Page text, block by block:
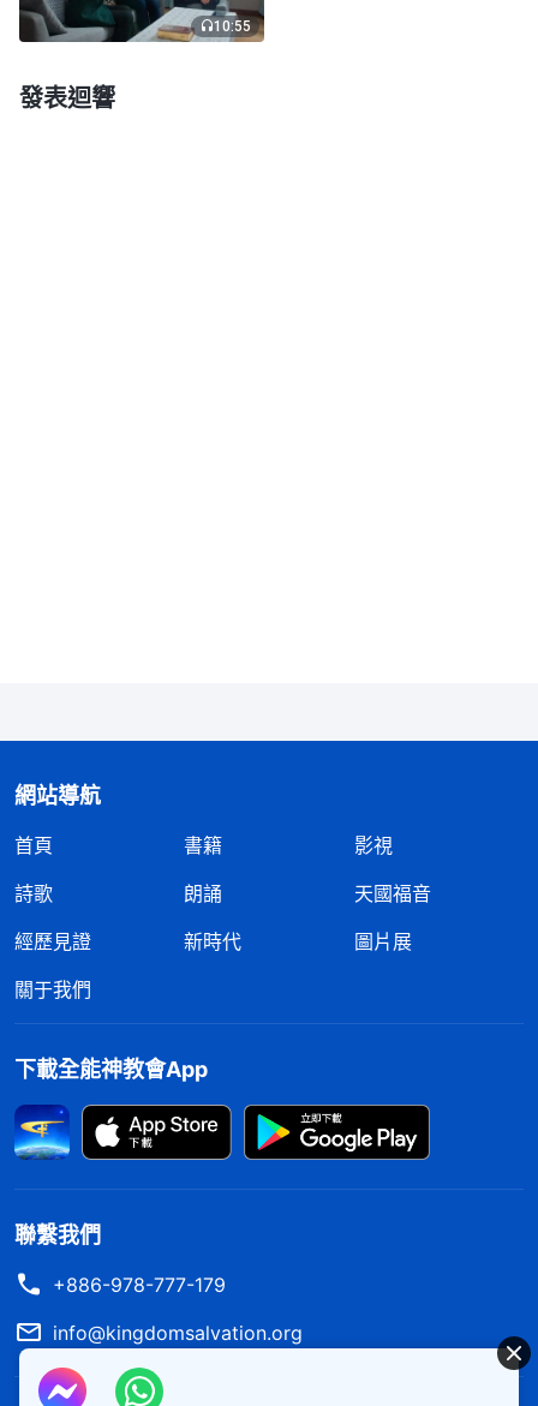
事實根本不像我想像的那樣，有錢就有了幸福，恰恰
相反，我活在了更大的痛苦中。這些年來的親身經
顯地感覺身體一天天地好了起來。令我意想不到的
是，一個月後，我身上竟然一點兒也不疼了，我又能
了！
10:55
發表迴響
網站導航
首頁 書籍
影視
詩歌
朗誦
天國福音
經歷見證
新時代
圖片展
關于我們
下載全能神教會App
聯繫我們
+886-978-777-179
info@kingdomsalvation.org